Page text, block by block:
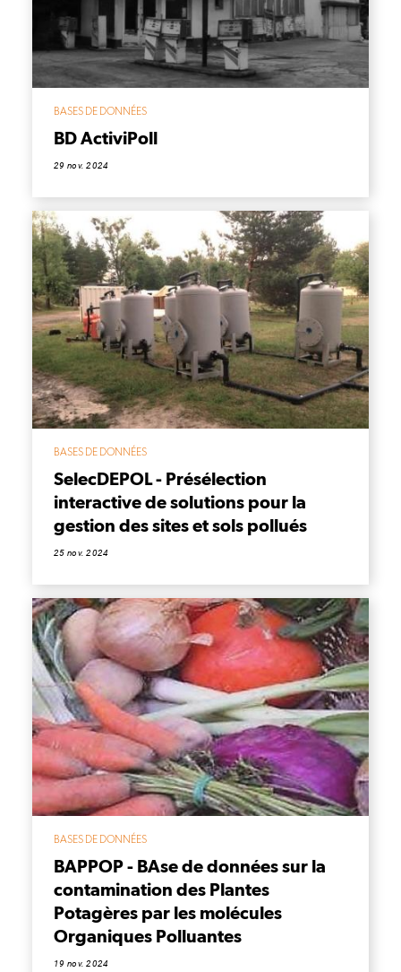
BASES DE DONNÉES
BD ActiviPoll
29 nov. 2024
BASES DE DONNÉES
SelecDEPOL - Présélection
interactive de solutions pour la
gestion des sites et sols pollués
25 nov. 2024
BASES DE DONNÉES
BAPPOP - BAse de données sur la
contamination des Plantes
Potagères par les molécules
Organiques Polluantes
19 nov. 2024